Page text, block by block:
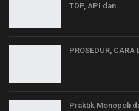
TDP, API dan…
PROSEDUR, CARA
Praktik Monopoli